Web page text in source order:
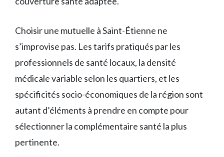
Choisir une mutuelle à Saint-Étienne ne
s’improvise pas. Les tarifs pratiqués par les
professionnels de santé locaux, la densité
médicale variable selon les quartiers, et les
spécificités socio-économiques de la région sont
autant d’éléments à prendre en compte pour
sélectionner la complémentaire santé la plus
pertinente.